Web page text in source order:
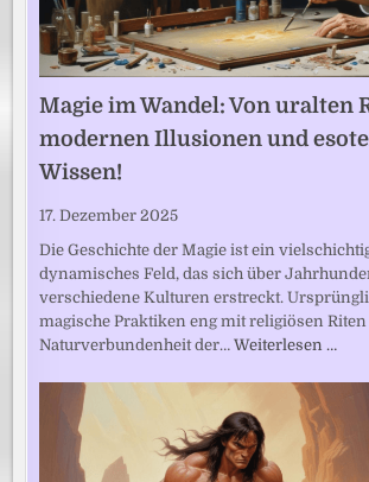
Magie im Wandel: Von uralten
modernen Illusionen und
Wissen!
17. Dezember 2025
Die Geschichte der Magie ist ein
dynamisches Feld, das sich über
verschiedene Kulturen erstreckt.
magische Praktiken eng mit religiösen
Naturverbundenheit der…Weiterlesen …